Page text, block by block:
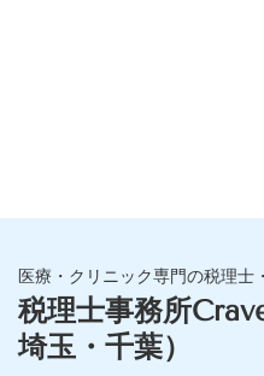
医療・クリニック専門の税理士
税理士事務所
埼玉・千葉）